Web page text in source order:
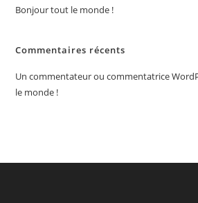
Bonjour tout le monde !
Commentaires récents
Un commentateur ou commentatrice
le monde !